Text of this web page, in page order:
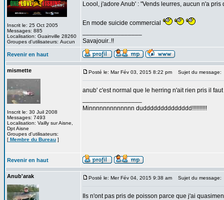
Inscrit le: 25 Oct 2005
Messages: 885
Localisation: Guainville 28260
Groupes d'utilisateurs: Aucun
Loool, j'adore Anub' : "Vends leurres, aucun n'a
En mode suicide commercial
Savajouir..!!
Revenir en haut
mismette
Inscrit le: 30 Juil 2008
Messages: 7493
Localisation: Vailly sur Aisne,
Dpt Aisne
Groupes d'utilisateurs:
[ Membre du Bureau ]
Posté le: Mar Fév 03, 2015 8:22 pm Sujet du message:
anub' c'est normal que le herring n'ait rien pris il
Minnnnnnnnnnnnn dudddddddddddddd!!!!!!!!!!
Revenir en haut
Anub'arak Posté le: Mer Fév 04, 2015 9:38 am Sujet du message:
Ils n'ont pas pris de poisson parce que j'ai